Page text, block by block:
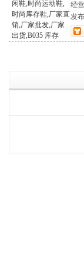
经
发